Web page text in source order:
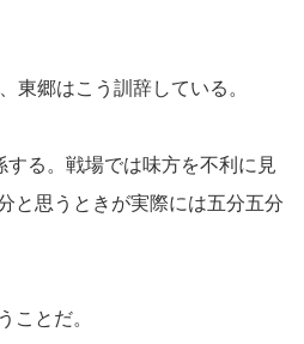
東郷はこう訓辞している。
る。戦場では味方を不利に見
と思うときが実際には五分五分
とだ。